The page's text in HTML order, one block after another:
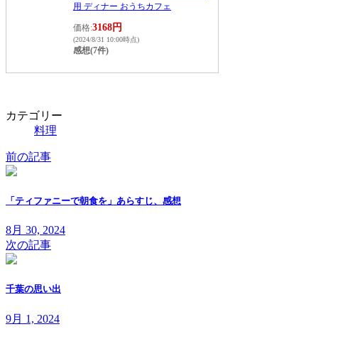
用 ディナー おうちカフェ
価格:3168円
(2024/8/31 10:00時点)
感想(7件)
カテゴリー
料理
前の記事
「ティファニーで朝食を」あらすじ、感想
8月 30, 2024
次の記事
千葉の思い出
9月 1, 2024